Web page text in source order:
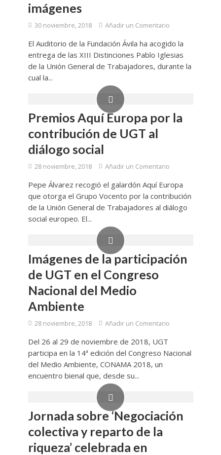
imágenes
30 noviembre, 2018 Añadir un Comentario
El Auditorio de la Fundación Ávila ha acogido la
entrega de las XIII Distinciones Pablo Iglesias
de la Unión General de Trabajadores, durante la
cual la...
Premios Aquí Europa por la
contribución de UGT al
diálogo social
28 noviembre, 2018 Añadir un Comentario
Pepe Álvarez recogió el galardón Aquí Europa
que otorga el Grupo Vocento por la contribución
de la Unión General de Trabajadores al diálogo
social europeo. El...
Imágenes de la participación
de UGT en el Congreso
Nacional del Medio
Ambiente
28 noviembre, 2018 Añadir un Comentario
Del 26 al 29 de noviembre de 2018, UGT
participa en la 14ª edición del Congreso Nacional
del Medio Ambiente, CONAMA 2018, un
encuentro bienal que, desde su...
Jornada sobre ‘Negociación
colectiva y reparto de la
riqueza’ celebrada en